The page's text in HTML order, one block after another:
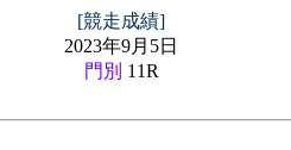
[競走成績]
2023年9月5日
門別 11R